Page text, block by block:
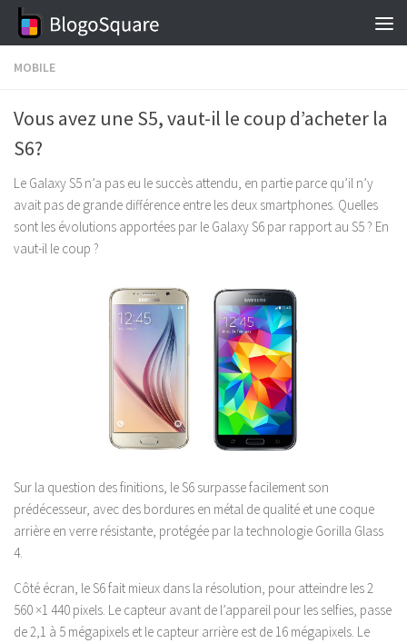
Skip to content
MOBILE
Vous avez une S5, vaut-il le coup d’acheter la
S6?
Le Galaxy S5 n’a pas eu le succès attendu, en partie parce qu’il n’y
avait pas de grande différence entre les deux smartphones. Quelles
sont les évolutions apportées par le Galaxy S6 par rapport au S5 ? En
vaut-il le coup ?
Sur la question des finitions, le S6 surpasse facilement son
prédécesseur, avec des bordures en métal de qualité et une coque
arrière en verre résistante, protégée par la technologie Gorilla Glass
4.
Côté écran, le S6 fait mieux dans la résolution, pour atteindre les 2
560 ×1 440 pixels. Le capteur avant de l’appareil pour les selfies, passe
de 2,1 à 5 mégapixels et le capteur arrière est de 16 mégapixels. Le